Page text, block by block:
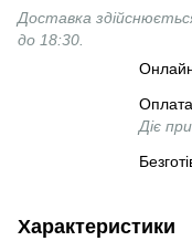
Доставка
до 18:30.
Діє
Характеристики